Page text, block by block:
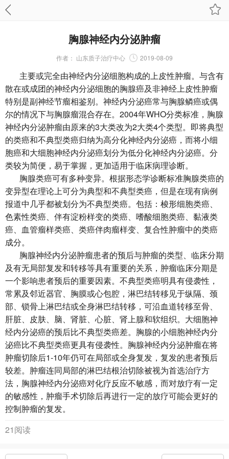
胸腺神经内分泌肿瘤
作者： 山东质子治疗中心 2019-08-09
主要或完全由神经内分泌细胞构成的上皮性肿瘤。与含有
散在或成团的神经内分泌细胞的胸腺癌及非神经上皮性肿瘤
特别是副神经节瘤相鉴别。神经内分泌癌常与胸腺鳞癌或偶
尔的情况下与胸腺瘤混合存在。2004年WHO分类标准，胸腺
神经内分泌肿瘤由原来的3大类改为2大类4个类型。即将典型
的类癌和不典型类癌归纳为高分化神经内分泌癌，而将小细
胞癌和大细胞神经内分泌癌划分为低分化神经内分泌癌。分
类较为简便，易于掌握，更加适用于临床病理诊断。
胸腺类癌可有多种变异。根据形态学诊断标准胸腺类癌的
变异型在理论上可分为典型和不典型类癌，但是在现有病例
报道中几乎都被划分为不典型类癌。包括：梭形细胞类癌、
色素性类癌、伴有淀粉样变的类癌、嗜酸细胞类癌、黏液类
癌、血管瘤样类癌、类癌伴肉瘤样变、复合性肿瘤中的类癌
成分。
胸腺神经内分泌肿瘤患者的预后与肿瘤的类型、临床分期
及有无局部复发和转移等具有重要的关系，肿瘤临床分期是
一个影响患者预后的重要因素。不典型类癌明具有侵袭性，
常累及邻近器官、胸膜或心包腔，淋巴结转移见于纵隔、颈
部、锁骨上淋巴结或全身淋巴结转移，可沿血道转移至骨、
肝脏、皮肤、脑、肾脏、心脏、肾上腺和软组织。大细胞神
经内分泌癌的预后比不典型类癌差。胸腺的小细胞神经内分
泌癌比不典型类癌更具有侵袭性。胸腺神经内分泌肿瘤在将
肿瘤切除后1-10年仍可在局部或全身复发，复发的患者预后
较差。肿瘤连同局部的淋巴结根治切除被视为首选治疗方
法，胸腺神经内分泌癌对化疗反应不敏感，而对放疗有一定
的敏感性，肿瘤手术切除后再进行一定的放疗可能会更好的
控制肿瘤的复发。
21阅读